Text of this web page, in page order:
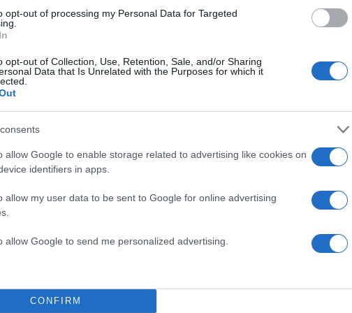
opt-out of processing my Personal Data for Targeted
opt-out of Collection, Use, Retention, Sale, and/or Sharing
Data that Is Unrelated with the Purposes for which it
allow Google to enable storage related to advertising like cookies on
identifiers in apps.
allow my user data to be sent to Google for online advertising
allow Google to send me personalized advertising.
CONFIRM
έλαβε πρώτες βοήθειες και εξετάστηκε από πλαστικό
νοσηλεύεται εκτός κινδύνου στη μονάδα ανάνηψης.
Μιχάλης Γιαννάκος, δήλωσε: «Φυσικά πρόκειται
γεγονός και
η φωτιά. Μπορεί να φταίει ηδιαθερμία, γιατί από εκεί